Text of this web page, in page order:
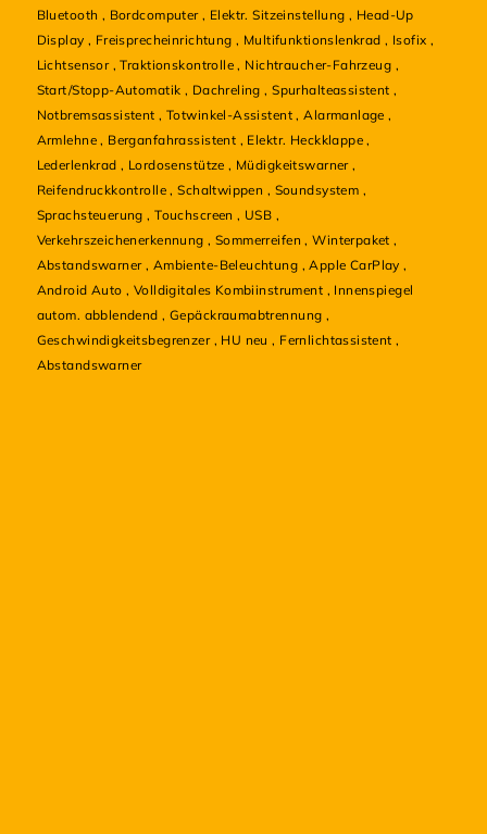
Bluetooth , Bordcomputer , Elektr. Sitzeinstellung , Head-Up
Display , Freisprecheinrichtung , Multifunktionslenkrad , Isofix ,
Lichtsensor ,Traktionskontrolle , Nichtraucher-Fahrzeug ,
Start/Stopp-Automatik , Dachreling ,Spurhalteassistent ,
Notbremsassistent , Totwinkel-Assistent ,Alarmanlage ,
Armlehne , Berganfahrassistent , Elektr. Heckklappe ,
Lederlenkrad , Lordosenstütze , Müdigkeitswarner ,
Reifendruckkontrolle ,Schaltwippen , Soundsystem ,
Sprachsteuerung ,Touchscreen , USB ,
Verkehrszeichenerkennung , Sommerreifen ,Winterpaket ,
Abstandswarner , Ambiente-Beleuchtung ,Apple CarPlay ,
Android Auto , Volldigitales Kombiinstrument , Innenspiegel
autom. abblendend , Gepäckraumabtrennung ,
Geschwindigkeitsbegrenzer , HU neu , Fernlichtassistent ,
Abstandswarner